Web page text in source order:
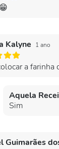
Kalyne 1 ano
a farinha
Aquela
Sim
Guimarães